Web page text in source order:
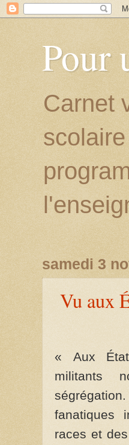
Pour
Carnet
samedi 3
Vu aux
« Aux
militants
fanatiques
races et